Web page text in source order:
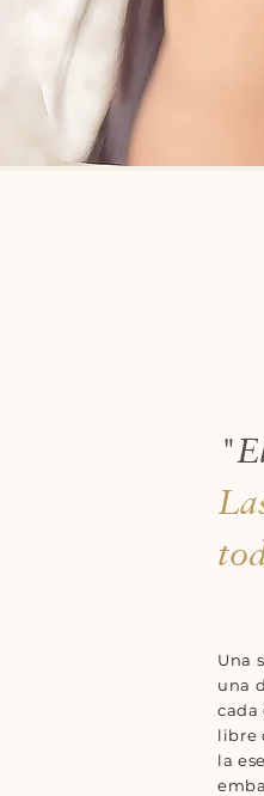
Una
una
cada
libre
la